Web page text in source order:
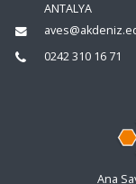
ANTALYA
0242 310 16 71
Ana